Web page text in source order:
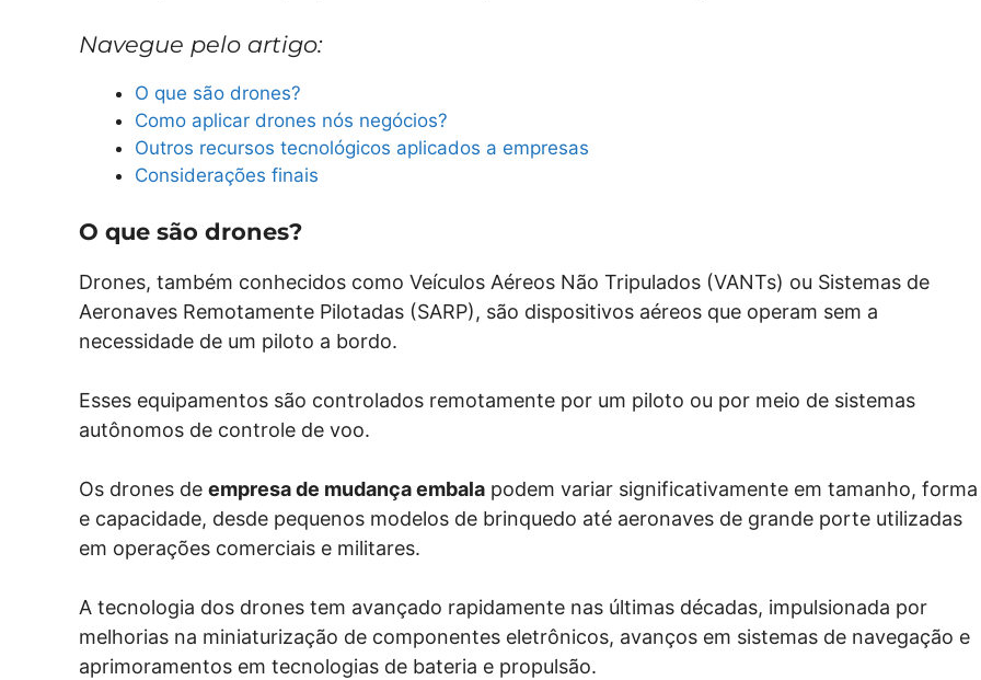
Navegue pelo artigo:
O que são drones?
Como aplicar drones nós negócios?
Outros recursos tecnológicos aplicados a empresas
Considerações finais
O que são drones?
Drones, também conhecidos como Veículos Aéreos Não Tripulados (VANTs) ou Sistemas de
Aeronaves Remotamente Pilotadas (SARP), são dispositivos aéreos que operam sem a
necessidade de um piloto a bordo.
Esses equipamentos são controlados remotamente por um piloto ou por meio de sistemas
autônomos de controle de voo.
Os drones de empresa de mudança embala podem variar significativamente em tamanho, forma
e capacidade, desde pequenos modelos de brinquedo até aeronaves de grande porte utilizadas
em operações comerciais e militares.
A tecnologia dos drones tem avançado rapidamente nas últimas décadas, impulsionada por
melhorias na miniaturização de componentes eletrônicos, avanços em sistemas de navegação e
aprimoramentos em tecnologias de bateria e propulsão.